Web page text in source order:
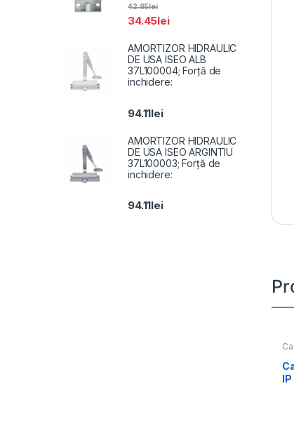
34.45lei
42.85lei
AMORTIZOR HIDRAULIC
DE USA ISEO ALB
37L100004; Forță de
inchidere:
94.11lei
AMORTIZOR HIDRAULIC
DE USA ISEO ARGINTIU
37L100003; Forță de
inchidere:
94.11lei